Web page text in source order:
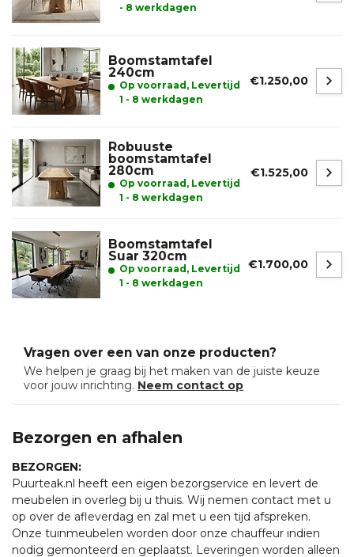
- 8 werkdagen
Boomstamtafel
240cm
Op voorraad, Levertijd
1 - 8 werkdagen
€1.250,00
Robuuste
boomstamtafel
280cm
Op voorraad, Levertijd
1 - 8 werkdagen
€1.525,00
Boomstamtafel
Suar 320cm
Op voorraad, Levertijd
1 - 8 werkdagen
€1.700,00
Vragen over een van onze producten?
We helpen je graag bij het maken van de juiste keuze
voor jouw inrichting. Neem contact op
Bezorgen en afhalen
BEZORGEN:
Puurteak.nl heeft een eigen bezorgservice en levert de
meubelen in overleg bij u thuis. Wij nemen contact met u
op over de afleverdag en zal met u een tijd afspreken.
Onze tuinmeubelen worden door onze chauffeur indien
nodig gemonteerd en geplaatst. Leveringen worden alleen